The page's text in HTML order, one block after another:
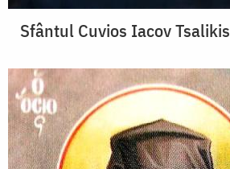
Sfântul Cuvios Iacov Tsalikis